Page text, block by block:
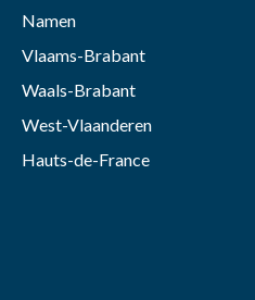
Namen
Vlaams-Brabant
Waals-Brabant
West-Vlaanderen
Hauts-de-France